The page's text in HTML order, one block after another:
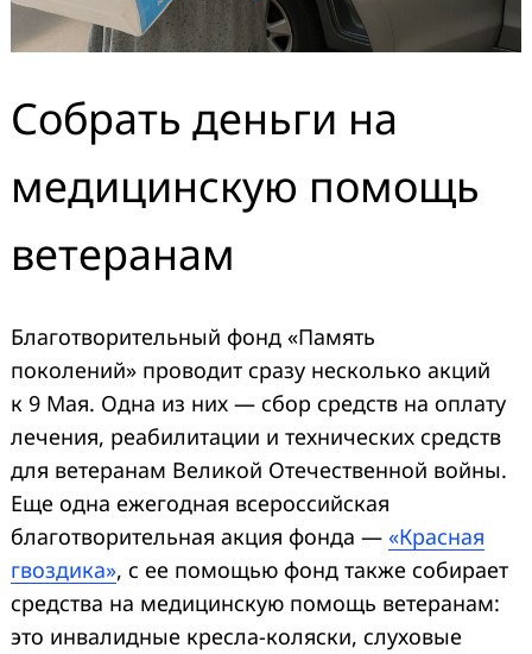
Собрать деньги на
медицинскую помощь
ветеранам
Благотворительный фонд «Память
поколений» проводит сразу несколько акций
к 9 Мая. Одна из них — сбор средств на оплату
лечения, реабилитации и технических средств
для ветеранам Великой Отечественной войны.
Еще одна ежегодная всероссийская
благотворительная акция фонда — «Красная
гвоздика», с ее помощью фонд также собирает
средства на медицинскую помощь ветеранам:
это инвалидные кресла-коляски, слуховые